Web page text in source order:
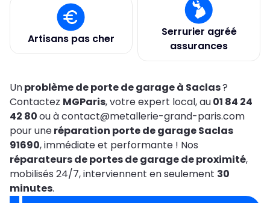
Artisans pas cher
Serrurier agréé
assurances
Unproblème de porte de garage à Saclas?
Contactez MGParis, votre expert local, au01 84 24
42 80ou à contact@metallerie-grand-paris.com
pour uneréparation porte de garage Saclas
91690, immédiate et performante ! Nos
réparateurs de portes de garage de proximité,
mobilisés 24/7, interviennent en seulement 30
minutes.